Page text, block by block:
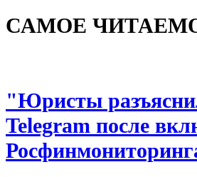
САМОЕ
"Юристы
Telegram после